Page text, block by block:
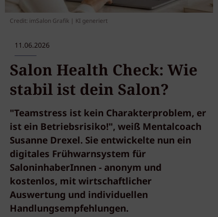
Credit: imSalon Grafik | KI generiert
11.06.2026
Salon Health Check: Wie
stabil ist dein Salon?
"Teamstress ist kein Charakterproblem, er
ist ein Betriebsrisiko!", weiß Mentalcoach
Susanne Drexel. Sie entwickelte nun ein
digitales Frühwarnsystem für
SaloninhaberInnen - anonym und
kostenlos, mit wirtschaftlicher
Auswertung und individuellen
Handlungsempfehlungen.